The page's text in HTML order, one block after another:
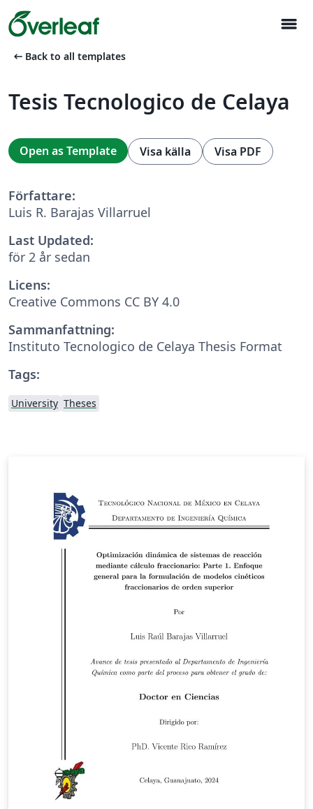
menu
arrow_left_alt Back to all templates
Tesis Tecnologico de Celaya
Open as Template Visa källa Visa PDF
Författare:
Luis R. Barajas Villarruel
Last Updated:
för 2 år sedan
Licens:
Creative Commons CC BY 4.0
Sammanfattning:
Instituto Tecnologico de Celaya Thesis Format
Tags:
University Theses